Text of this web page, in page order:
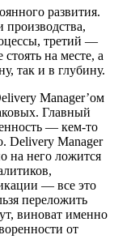
развития.
производства,
третий —
на месте, а
так и в глубину.
Manager’ом
Главный
— кем-то
Delivery Manager
на него ложится
— все это
переложить
виноват именно
от